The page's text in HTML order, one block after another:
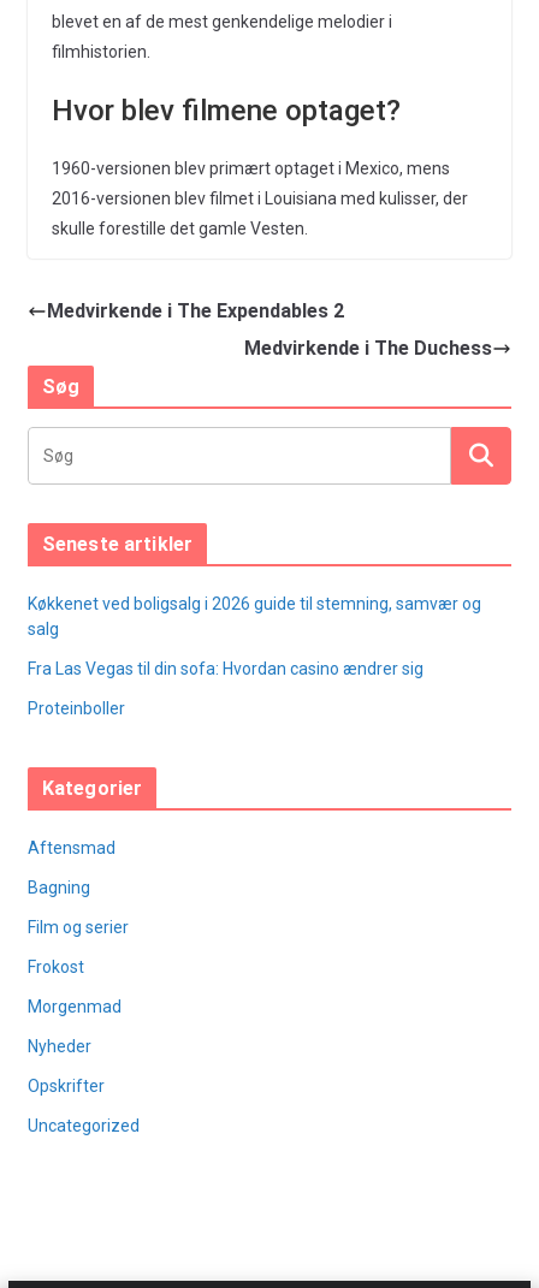
blevet en af de mest genkendelige melodier i
filmhistorien.
Hvor blev filmene optaget?
1960-versionen blev primært optaget i Mexico, mens
2016-versionen blev filmet i Louisiana med kulisser, der
skulle forestille det gamle Vesten.
Medvirkende i The Expendables 2
Medvirkende i The Duchess
Søg
Seneste artikler
Køkkenet ved boligsalg i 2026 guide til stemning, samvær og
salg
Fra Las Vegas til din sofa: Hvordan casino ændrer sig
Proteinboller
Kategorier
Aftensmad
Bagning
Film og serier
Frokost
Morgenmad
Nyheder
Opskrifter
Uncategorized